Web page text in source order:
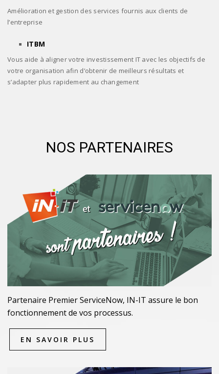
Amélioration et gestion des services fournis aux clients de
l’entreprise
ITBM
Vous aide à aligner votre investissement IT avec les objectifs de
votre organisation afin d’obtenir de meilleurs résultats et
s’adapter plus rapidement au changement
NOS PARTENAIRES
Partenaire Premier ServiceNow, IN-IT assure le bon
fonctionnement de vos processus.
EN SAVOIR PLUS